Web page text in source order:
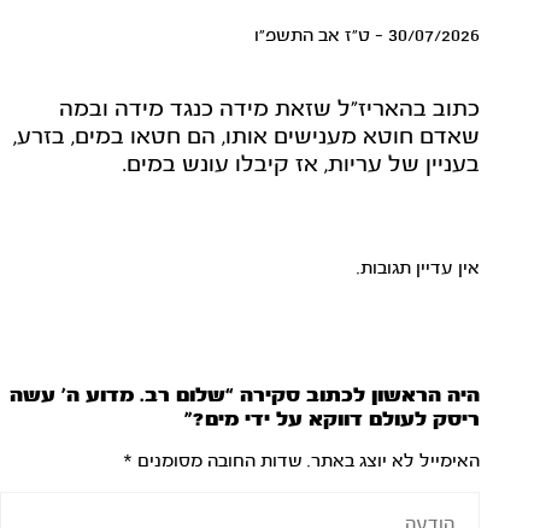
30/07/2026 - ט"ז אב התשפ"ו
כתוב בהאריז"ל שזאת מידה כנגד מידה ובמה
שאדם חוטא מענישים אותו, הם חטאו במים, בזרע,
בעניין של עריות, אז קיבלו עונש במים.
אין עדיין תגובות.
היה הראשון לכתוב סקירה “שלום רב. מדוע ה’ עשה
ריסק לעולם דווקא על ידי מים?”
האימייל לא יוצג באתר. שדות החובה מסומנים *